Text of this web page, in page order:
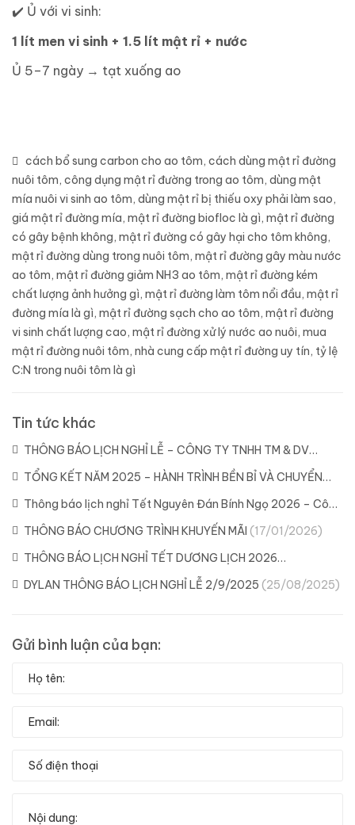
✔ ️ Ủ với vi sinh:
1 lít men vi sinh + 1.5 lít mật rỉ + nước
Ủ 5–7 ngày → tạt xuống ao
cách bổ sung carbon cho ao tôm, cách dùng mật rỉ đường
nuôi tôm, công dụng mật rỉ đường trong ao tôm, dùng mật
mía nuôi vi sinh ao tôm, dùng mật rỉ bị thiếu oxy phải làm sao,
giá mật rỉ đường mía, mật rỉ đường biofloc là gì, mật rỉ đường
có gây bệnh không, mật rỉ đường có gây hại cho tôm không,
mật rỉ đường dùng trong nuôi tôm, mật rỉ đường gây màu nước
ao tôm, mật rỉ đường giảm NH3 ao tôm, mật rỉ đường kém
chất lượng ảnh hưởng gì, mật rỉ đường làm tôm nổi đầu, mật rỉ
đường mía là gì, mật rỉ đường sạch cho ao tôm, mật rỉ đường
vi sinh chất lượng cao, mật rỉ đường xử lý nước ao nuôi, mua
mật rỉ đường nuôi tôm, nhà cung cấp mật rỉ đường uy tín, tỷ lệ
C:N trong nuôi tôm là gì
Tin tức khác
THÔNG BÁO LỊCH NGHỈ LỄ – CÔNG TY TNHH TM & DV
DYLAN (21/04/2026)
TỔNG KẾT NĂM 2025 – HÀNH TRÌNH BỀN BỈ VÀ CHUYỂN
MÌNH CÙNG DYLAN(11/02/2026)
Thông báo lịch nghỉ Tết Nguyên Đán Bính Ngọ 2026 – Công
ty Dylan(04/02/2026)
THÔNG BÁO CHƯƠNG TRÌNH KHUYẾN MÃI (17/01/2026)
THÔNG BÁO LỊCH NGHỈ TẾT DƯƠNG LỊCH 2026
(29/12/2025)
DYLAN THÔNG BÁO LỊCH NGHỈ LỄ 2/9/2025 (25/08/2025)
Gửi bình luận của bạn: